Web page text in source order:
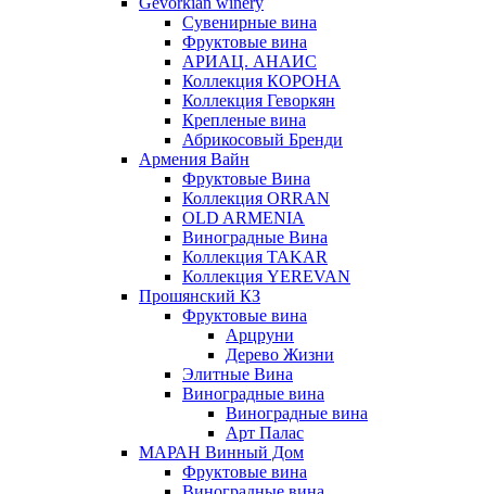
Сувенирные вина
Фруктовые вина
АРИАЦ. АНАИС
Коллекция КОРОНА
Коллекция Геворкян
Крепленые вина
Абрикосовый Бренди
Армения Вайн
Фруктовые Вина
Коллекция ORRAN
OLD ARMENIA
Виноградные Вина
Коллекция TAKAR
Коллекция YEREVAN
Прошянский КЗ
Фруктовые вина
Арцруни
Дерево Жизни
Элитные Вина
Виноградные вина
Виноградные вина
Арт Палас
МАРАН Винный Дом
Фруктовые вина